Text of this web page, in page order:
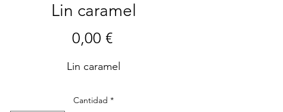
Lin caramel
0,00 €Precio
Lin caramel
Cantidad *